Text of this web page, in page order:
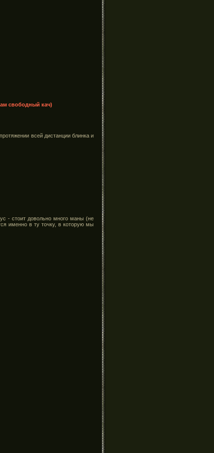
свободный кач)
всей дистанции блинка и
- стоит довольно много маны (не
именно в ту точку, в которую мы